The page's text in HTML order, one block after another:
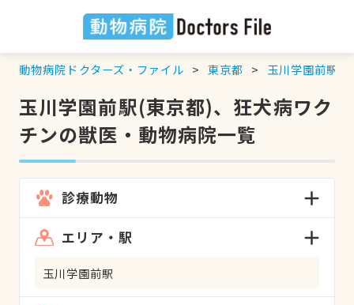
動物病院ドクターズ・ファイル 東京都 玉川学園前駅
玉川学園前駅(東京都)、狂犬病ワク
チンの獣医・動物病院一覧
診療動物
エリア・駅
玉川学園前駅